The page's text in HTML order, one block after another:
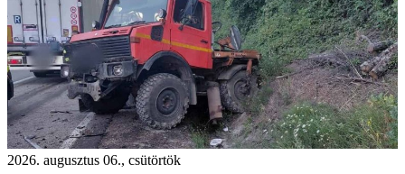
2026. augusztus 06., csütörtök